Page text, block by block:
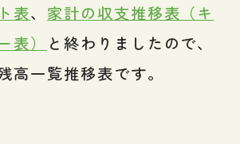
表、 家計の収支推移表（キ
表）
と終わりましたので、
高一覧推移表です。